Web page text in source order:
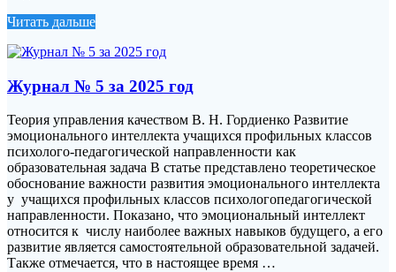
Читать дальше
Журнал № 5 за 2025 год
Теория управления качеством В. Н. Гордиенко Развитие
эмоционального интеллекта учащихся профильных классов
психолого-педагогической направленности как
образовательная задача В статье представлено теоретическое
обоснование важности развития эмоционального интеллекта
у учащихся профильных классов психологопедагогической
направленности. Показано, что эмоциональный интеллект
относится к числу наиболее важных навыков будущего, а его
развитие является самостоятельной образовательной задачей.
Также отмечается, что в настоящее время …